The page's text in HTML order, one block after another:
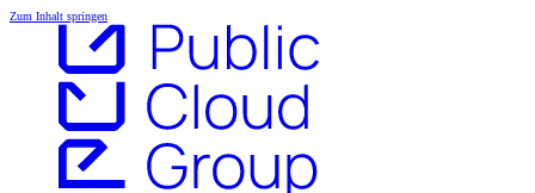
Zum Inhalt springen